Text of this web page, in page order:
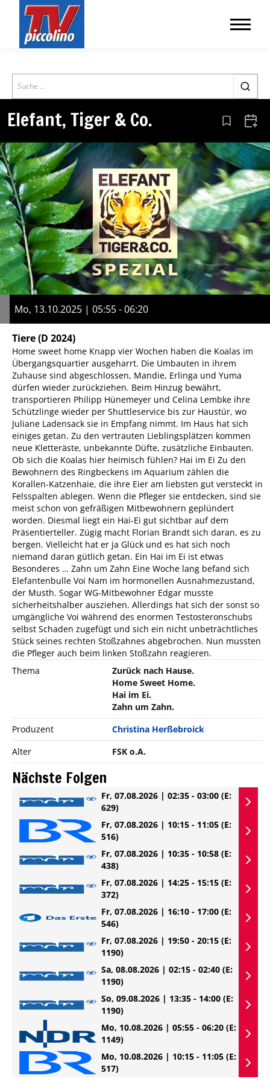
Search
Elefant, Tiger & Co. Aus den
Mo, 13.10.2025 | 05:55 - 06:20
Tiere(D 2024)
Home sweet home Knapp vier Wochen haben die Koalas im
Übergangsquartier ausgeharrt. Die Umbauten in ihrem
Zuhause sind abgeschlossen, Mandie, Erlinga und Yuma
dürfen wieder zurückziehen. Beim Hinzug bewährt,
transportieren Philipp Hünemeyer und Celina Lembke ihre
Schützlinge wieder per Shuttleservice bis zur Haustür, wo
Juliane Ladensack sie in Empfang nimmt. Im Haus hat sich
einiges getan. Zu den vertrauten Lieblingsplätzen kommen
neue Kletteräste, unbekannte Düfte, zusätzliche Einbauten.
Ob sich die Koalas hier heimisch fühlen? Hai im Ei Zu den
Bewohnern des Ringbeckens im Aquarium zählen die
Korallen-Katzenhaie, die ihre Eier am liebsten gut versteckt in
Felsspalten ablegen. Wenn die Pfleger sie entdecken, sind sie
meist schon von gefräßigen Mitbewohnern geplündert
worden. Diesmal liegt ein Hai-Ei gut sichtbar auf dem
Präsentierteller. Zügig macht Florian Brandt sich daran, es zu
bergen. Vielleicht hat er ja Glück und es hat sich noch
niemand daran gütlich getan. Ein Hai im Ei ist etwas
Besonderes … Zahn um Zahn Eine Woche lang befand sich
Elefantenbulle Voi Nam im hormonellen Ausnahmezustand,
der Musth. Sogar WG-Mitbewohner Edgar musste
sicherheitshalber ausziehen. Allerdings hat sich der sonst so
umgängliche Voi während des enormen Testosteronschubs
selbst Schaden zugefügt und sich ein nicht unbeträchtliches
Stück seines rechten Stoßzahnes abgebrochen. Nun mussten
die Pfleger auch beim linken Stoßzahn reagieren.
Thema
Zurück nach Hause.
Home Sweet Home.
Hai im Ei.
Zahn um Zahn.
Produzent
Christina Herßebroick
Alter
FSK o.A.
Nächste Folgen
Fr, 07.08.2026 | 02:35 - 03:00 (E:
629)
Fr, 07.08.2026 | 10:15 - 11:05 (E:
516)
Fr, 07.08.2026 | 10:35 - 10:58 (E:
438)
Fr, 07.08.2026 | 14:25 - 15:15 (E:
372)
Fr, 07.08.2026 | 16:10 - 17:00 (E:
546)
Fr, 07.08.2026 | 19:50 - 20:15 (E:
1190)
Sa, 08.08.2026 | 02:15 - 02:40 (E:
1190)
So, 09.08.2026 | 13:35 - 14:00 (E:
1190)
Mo, 10.08.2026 | 05:55 - 06:20 (E:
1149)
Mo, 10.08.2026 | 10:15 - 11:05 (E:
517)